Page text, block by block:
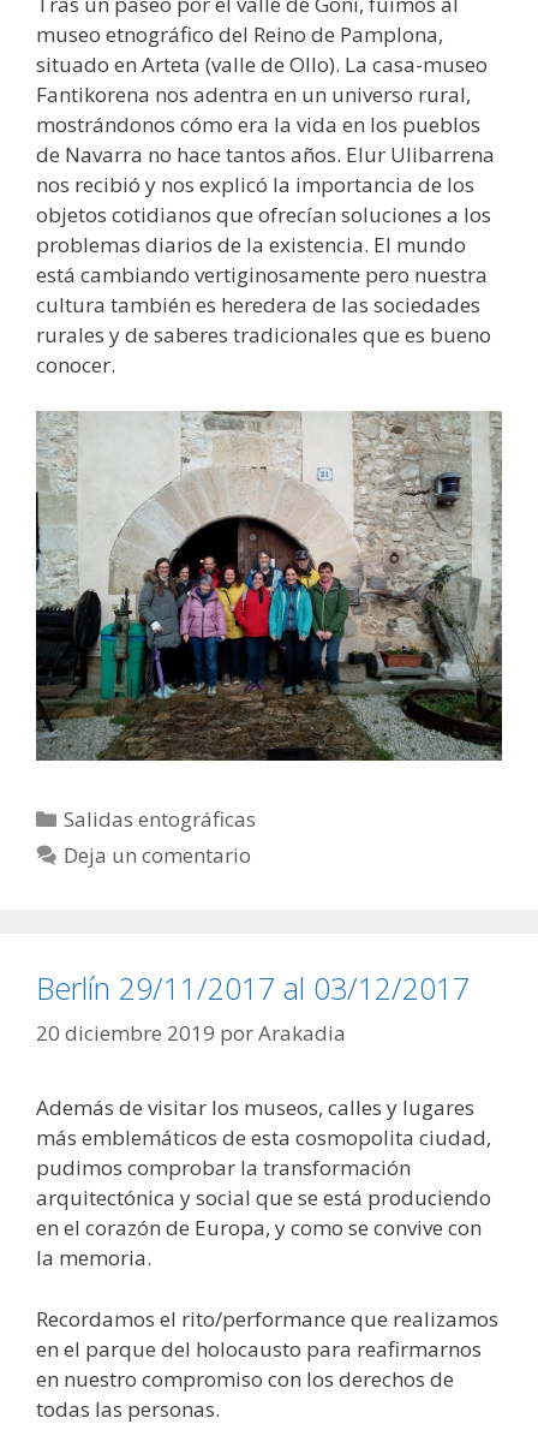
museo etnográfico del Reino de Pamplona,
situado en Arteta (valle de Ollo). La casa-museo
Fantikorena nos adentra en un universo rural,
mostrándonos cómo era la vida en los pueblos
de Navarra no hace tantos años. Elur Ulibarrena
nos recibió y nos explicó la importancia de los
objetos cotidianos que ofrecían soluciones a los
problemas diarios de la existencia. El mundo
está cambiando vertiginosamente pero nuestra
cultura también es heredera de las sociedades
rurales y de saberes tradicionales que es bueno
conocer.
Categorías
Salidas entográficas
Deja un comentario
Berlín 29/11/2017 al 03/12/2017
20 diciembre 2019 porArakadia
Además de visitar los museos, calles y lugares
más emblemáticos de esta cosmopolita ciudad,
pudimos comprobar la transformación
arquitectónica y social que se está produciendo
en el corazón de Europa, y como se convive con
la memoria.
Recordamos el rito/performance que realizamos
en el parque del holocausto para reafirmarnos
en nuestro compromiso con los derechos de
todas las personas.